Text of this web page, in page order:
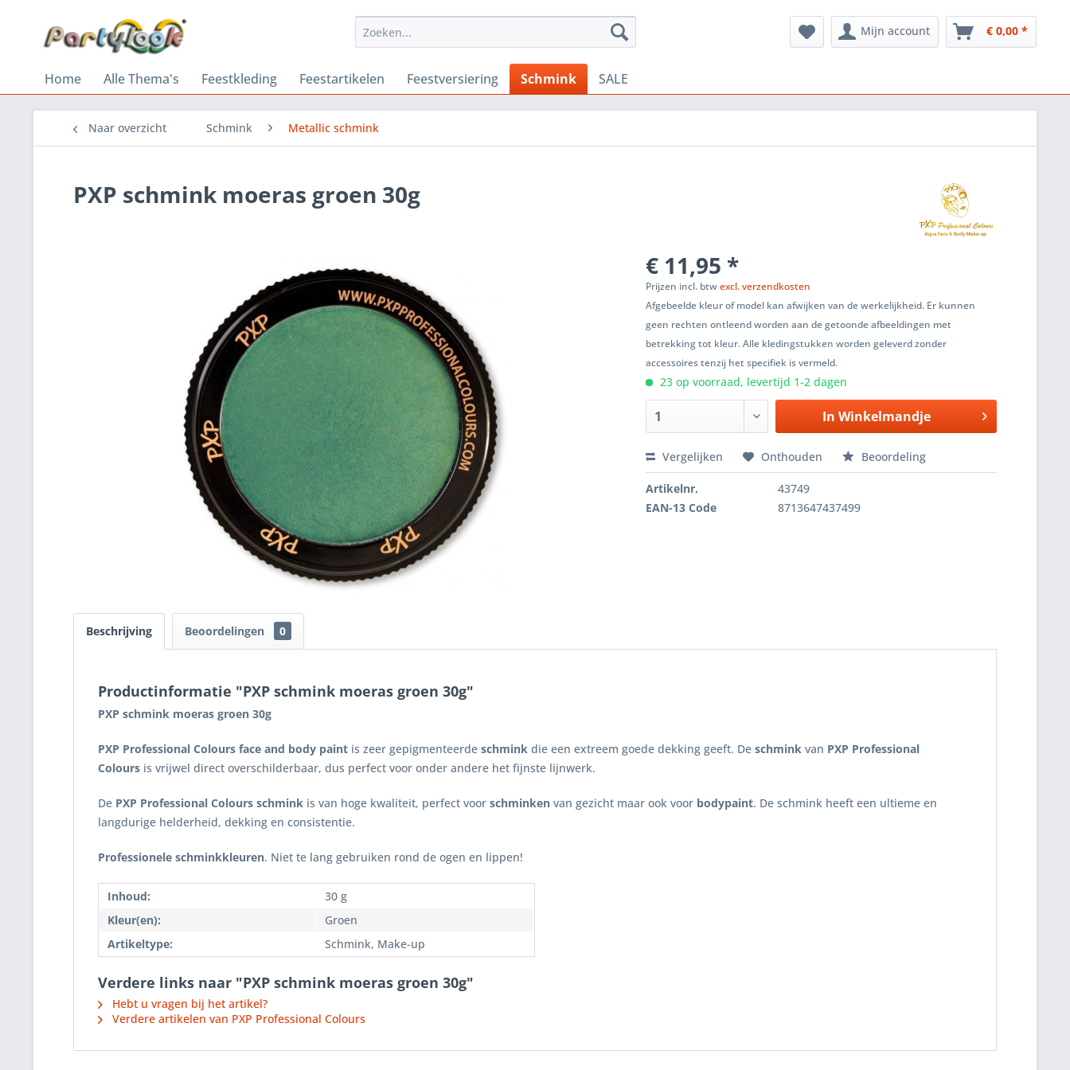
Mijn account € 0,00 *
Home Alle Thema's Feestkleding Feestartikelen Feestversiering Schmink SALE
Naar overzicht Schmink Metallic schmink
PXP schmink moeras groen 30g
€ 11,95 *
Prijzen incl. btwexcl. verzendkosten
Afgebeelde kleur of model kan afwijken van de werkelijkheid. Er kunnen
geen rechten ontleend worden aan de getoonde afbeeldingen met
betrekking tot kleur. Alle kledingstukken worden geleverd zonder
accessoires tenzij het specifiek is vermeld.
23 op voorraad, levertijd 1-2 dagen
In Winkelmandje
Vergelijken Onthouden Beoordeling
Artikelnr.
43749
EAN-13 Code
8713647437499
Beschrijving Beoordelingen 0
Productinformatie "PXP schmink moeras groen 30g"
PXP schmink moeras groen 30g
PXP Professional Colours face and body paint is zeer gepigmenteerde schmink die een extreem goede dekking geeft. De schmink van PXP Professional
Colours is vrijwel direct overschilderbaar, dus perfect voor onder andere het fijnste lijnwerk.
De PXP Professional Colours schmink is van hoge kwaliteit, perfect voor schminken van gezicht maar ook voor bodypaint. De schmink heeft een ultieme en
langdurige helderheid, dekking en consistentie.
Professionele schminkkleuren. Niet te lang gebruiken rond de ogen en lippen!
Inhoud:
30 g
Kleur(en):
Groen
Artikeltype:
Schmink, Make-up
Verdere links naar "PXP schmink moeras groen 30g"
Hebt u vragen bij het artikel?
Verdere artikelen van PXP Professional Colours